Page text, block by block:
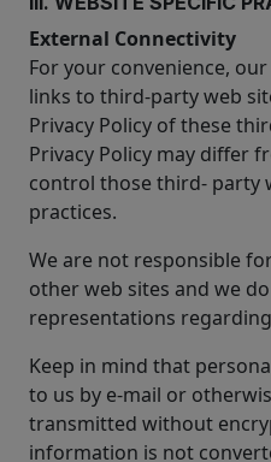
External Connectivity
For your convenience,
links to third-party web
Privacy Policy of these
Privacy Policy may differ
control those third- party
practices.
We are not responsible
other web sites and we
representations
Keep in mind that
to us by e-mail or
transmitted without
information is not